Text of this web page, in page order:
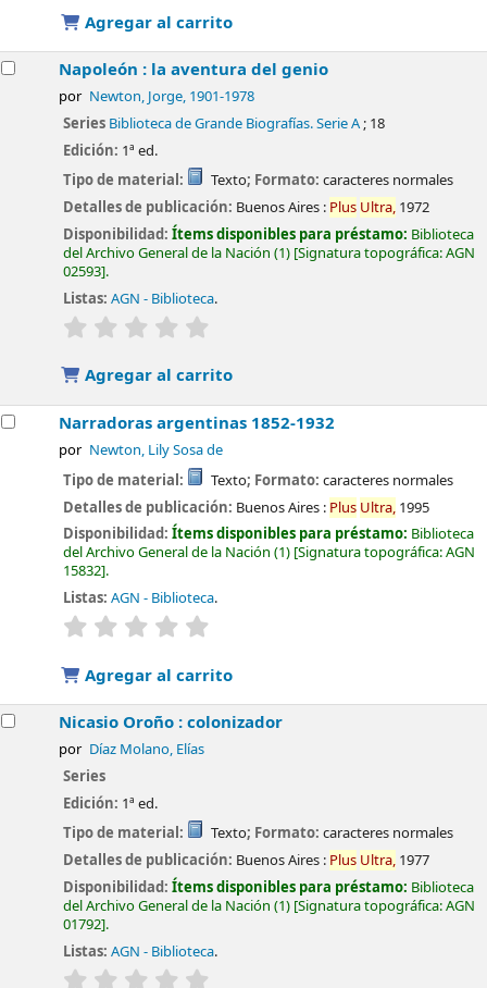
Agregar al carrito
Napoleón : la aventura del genio
por Newton, Jorge, 1901-1978
Series Biblioteca de Grande Biografías. Serie A; 18
Edición: 1ª ed.
Tipo de material:
Texto; Formato: caracteres normales
Detalles de publicación: Buenos Aires : Plus Ultra, 1972
Disponibilidad:Ítems disponibles para préstamo: Biblioteca
del Archivo General de la Nación (1) Signatura topográfica:AGN
02593 .
Listas: AGN - Biblioteca.
valoración
Agregar al carrito
Narradoras argentinas 1852-1932
por Newton, Lily Sosa de
Tipo de material: Texto; Formato: caracteres normales
Detalles de publicación: Buenos Aires : Plus Ultra, 1995
Disponibilidad:Ítems disponibles para préstamo: Biblioteca
del Archivo General de la Nación (1) Signatura topográfica:AGN
15832 .
Listas: AGN - Biblioteca.
valoración
Agregar al carrito
Nicasio Oroño : colonizador
por Díaz Molano, Elías
Series
Edición: 1ª ed.
Tipo de material:
Texto; Formato: caracteres normales
Detalles de publicación: Buenos Aires : Plus Ultra, 1977
Disponibilidad:Ítems disponibles para préstamo: Biblioteca
del Archivo General de la Nación (1) Signatura topográfica:AGN
01792 .
Listas: AGN - Biblioteca.
valoración